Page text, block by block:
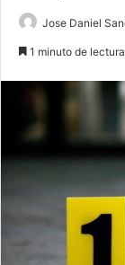
Jose Daniel
1 minuto de lectura